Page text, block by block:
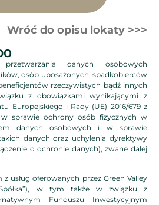
Wróć do opisu lokaty >>>
danych osobowych
osób uposażonych, spadkobierców
rzeczywistych bądź innych
z obowiązkami wynikającymi z
Europejskiego i Rady (UE) 2016/679 z
sprawie ochrony osób fizycznych w
danych osobowych i w sprawie
danych oraz uchylenia dyrektywy
o ochronie danych), zwane dalej
usług oferowanych przez Green Valley
w tym także w związku z
Funduszu Inwestycyjnym